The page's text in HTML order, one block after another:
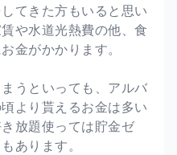
てきた方もいると思い
や水道光熱費の他、食
金がかかります。
うといっても、アルバ
より貰えるお金は多い
放題使っては貯金ゼ
あります。